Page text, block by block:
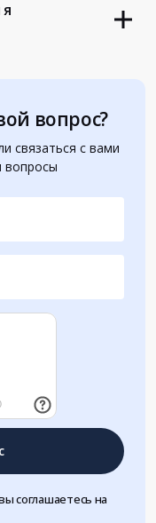
вопрос?
связаться с вами
вопросы
соглашаетесь на